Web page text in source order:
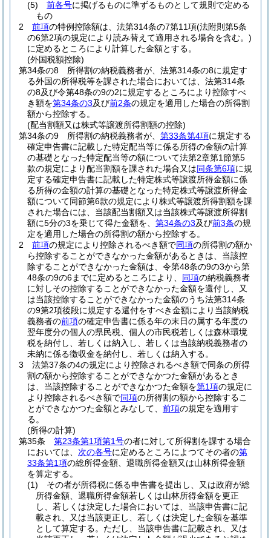
(5) 前各号に掲げるものに準ずるものとして規則で定める
もの
2
前項の特例控除額は、法第314条の7第11項(法附則第5条
の6第2項の規定により読み替えて適用される場合を含む。)
に定めるところにより計算した金額とする。
(外国税額控除)
第34条の8
所得割の納税義務者が、法第314条の8に規定す
る外国の所得税等を課された場合においては、法第314条
の8及び令第48条の9の2に規定するところにより控除すべ
き額を第34条の3及び前2条の規定を適用した場合の所得割
額から控除する。
(配当割額又は株式等譲渡所得割額の控除)
第34条の9
所得割の納税義務者が、 第33条第4項に規定する
確定申告書に記載した特定配当等に係る所得の金額の計算
の基礎となった特定配当等の額について法第2章第1節第5
款の規定により配当割額を課された場合又は同条第6項に規
定する確定申告書に記載した特定株式等譲渡所得金額に係
る所得の金額の計算の基礎となった特定株式等譲渡所得金
額について同節第6款の規定により株式等譲渡所得割額を課
された場合には、当該配当割額又は当該株式等譲渡所得割
額に5分の3を乗じて得た金額を、 第34条の3及び前3条の規
定を適用した場合の所得割の額から控除する。
2
前項の規定により控除されるべき額で同項の所得割の額か
ら控除することができなかった金額があるときは、当該控
除することができなかった金額は、令第48条の9の3から第
48条の9の6までに定めるところにより、 同項の納税義務者
に対しその控除することができなかった金額を還付し、又
は当該控除することができなかった金額のうち法第314条
の9第2項後段に規定する還付をすべき金額により当該納税
義務者の前項の確定申告書に係る年の末日の属する年度の
翌年度分の個人の県民税、個人の市民税若しくは森林環境
税を納付し、若しくは納入し、若しくは当該納税義務者の
未納に係る徴収金を納付し、若しくは納入する。
3
法第37条の4の規定により控除されるべき額で同条の所得
割の額から控除することができなかつた金額があるとき
は、当該控除することができなかつた金額を第1項の規定に
より控除されるべき額で同項の所得割の額から控除するこ
とができなかつた金額とみなして、 前項の規定を適用す
る。
(所得の計算)
第35条
第23条第1項第1号の者に対して所得割を課する場合
においては、 次の各号に定めるところによつてその者の第
33条第1項の総所得金額、退職所得金額又は山林所得金額
を算定する。
(1)
その者が所得税に係る申告書を提出し、又は政府が総
所得金額、退職所得金額若しくは山林所得金額を更正
し、若しくは決定した場合においては、当該申告書に記
載され、又は当該更正し、若しくは決定した金額を基準
として算定する。 ただし、当該申告書に記載され、又は